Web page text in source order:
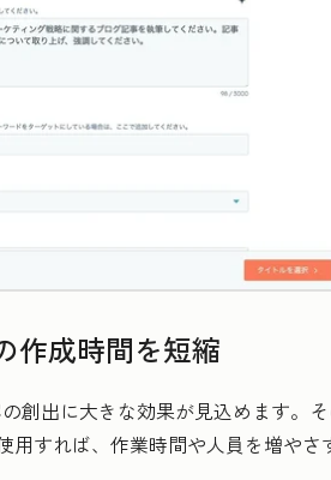
作成時間を短縮
創出に大きな効果が見込めます。
用すれば、作業時間や人員を増や